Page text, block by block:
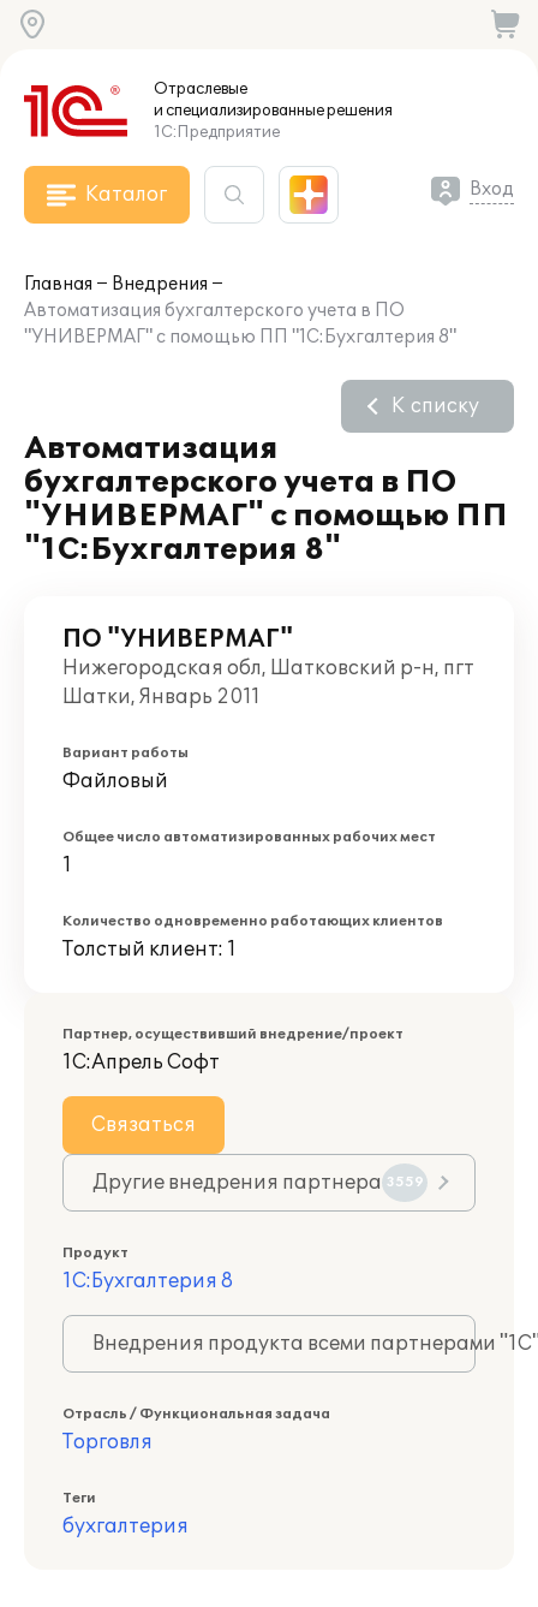
Отраслевые
и специализированныерешения
1С:Предприятие
Каталог Вход
Главная
Внедрения
Автоматизация бухгалтерского учета в ПО
"УНИВЕРМАГ" с помощью ПП "1С:Бухгалтерия 8"
Автоматизация
бухгалтерского учета в ПО
"УНИВЕРМАГ" с помощью ПП
"1С:Бухгалтерия 8"
К списку
ПО "УНИВЕРМАГ"
Нижегородская обл, Шатковский р-н, пгт
Шатки, Январь 2011
Вариант работы
Файловый
Общее число автоматизированных рабочих мест
1
Количество одновременно работающих клиентов
Толстый клиент: 1
Партнер, осуществивший внедрение/проект
1С:Апрель Софт
Связаться
Другие внедрения партнера 3559
Продукт
1С:Бухгалтерия 8
Внедрения продукта всеми партнерами
Отрасль / Функциональная задача
Торговля
Теги
бухгалтерия